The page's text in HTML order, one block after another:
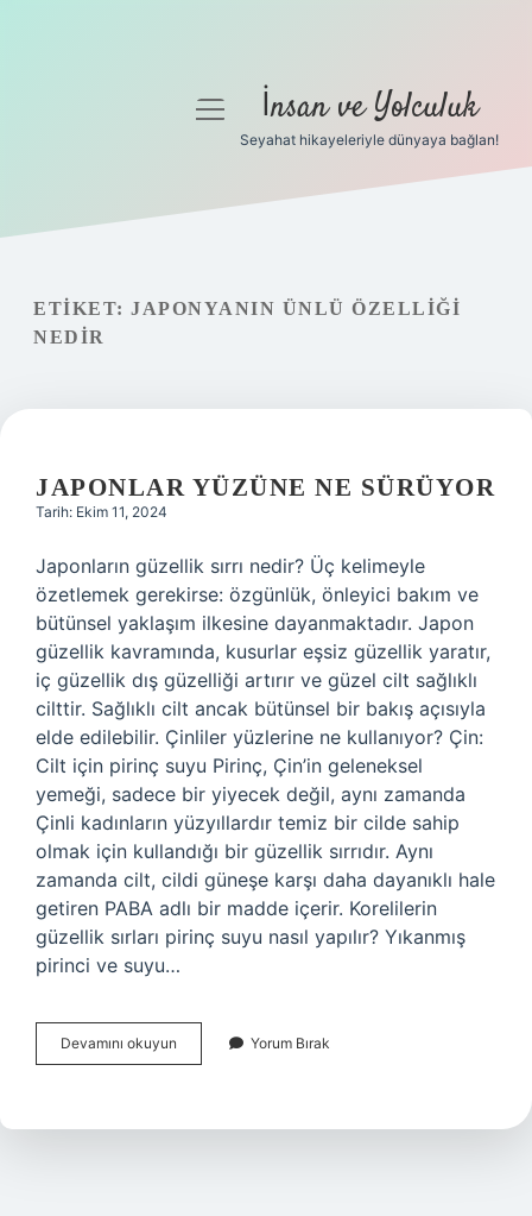
Gizlilik Politikası
Hakkımızda
menüyü İnsan ve Yolculuk
Seyahat hikayeleriyle dünyaya bağlan!
ETIKET: JAPONYANIN ÜNLÜ ÖZELLIĞI
NEDIR
JAPONLAR YÜZÜNE NE SÜRÜYOR
Tarih: Ekim 11, 2024
Japonların güzellik sırrı nedir? Üç kelimeyle
özetlemek gerekirse: özgünlük, önleyici bakım ve
bütünsel yaklaşım ilkesine dayanmaktadır. Japon
güzellik kavramında, kusurlar eşsiz güzellik yaratır,
iç güzellik dış güzelliği artırır ve güzel cilt sağlıklı
cilttir. Sağlıklı cilt ancak bütünsel bir bakış açısıyla
elde edilebilir. Çinliler yüzlerine ne kullanıyor? Çin:
Cilt için pirinç suyu Pirinç, Çin’in geleneksel
yemeği, sadece bir yiyecek değil, aynı zamanda
Çinli kadınların yüzyıllardır temiz bir cilde sahip
olmak için kullandığı bir güzellik sırrıdır. Aynı
zamanda cilt, cildi güneşe karşı daha dayanıklı hale
getiren PABA adlı bir madde içerir. Korelilerin
güzellik sırları pirinç suyu nasıl yapılır? Yıkanmış
pirinci ve suyu…
Devamını okuyun Japonlar
Yüzüne
Yorum Bırak